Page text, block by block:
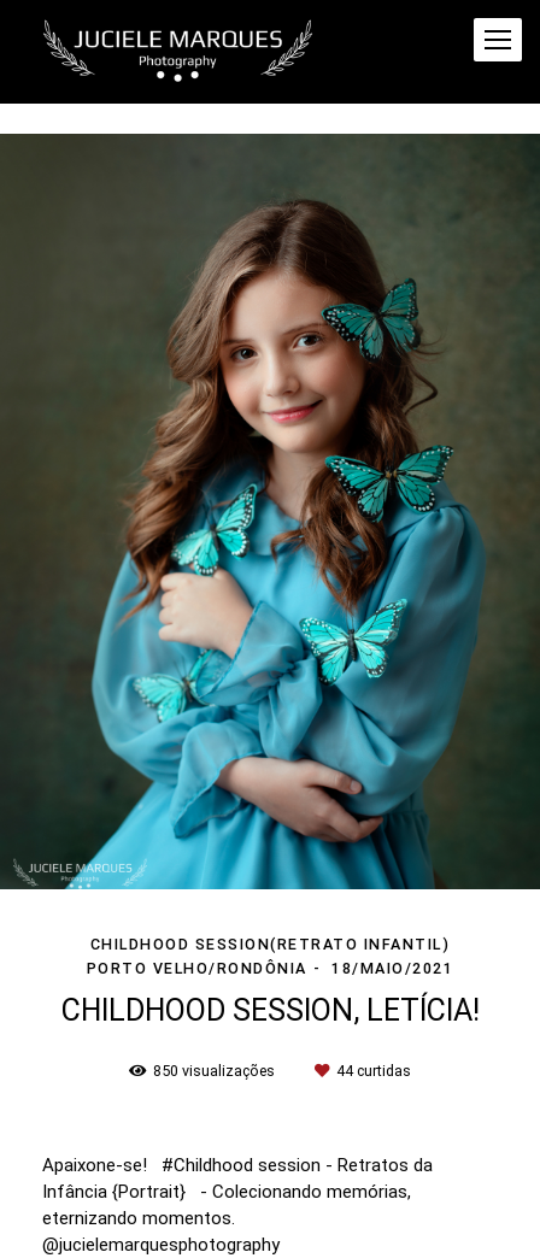
CHILDHOOD SESSION(RETRATO INFANTIL)
PORTO VELHO/RONDÔNIA
18/MAIO/2021
CHILDHOOD SESSION, LETÍCIA!
850 visualizações 44curtidas
Apaixone-se! #Childhood session - Retratos da
Infância {Portrait} - Colecionando memórias,
eternizando momentos.
@jucielemarquesphotography